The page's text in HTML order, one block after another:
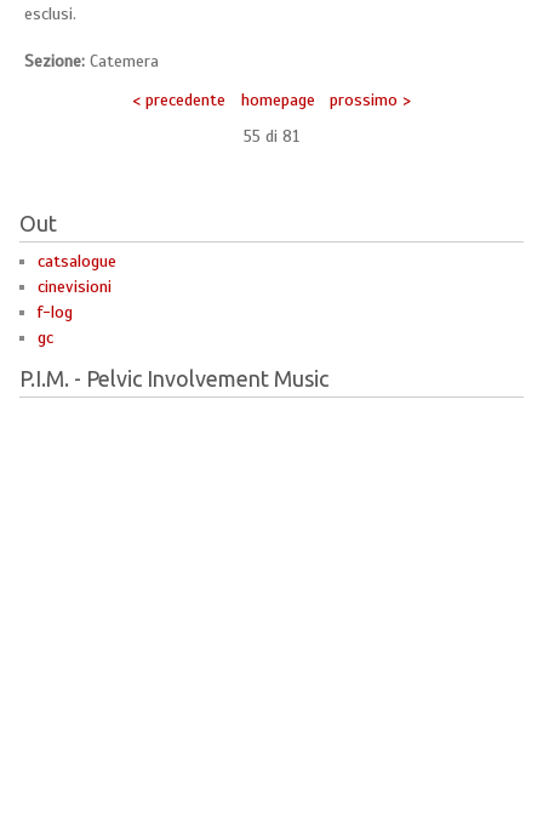
esclusi.
Sezione: Catemera
< precedente
homepage
prossimo >
55 di 81
Out
catsalogue
cinevisioni
f-log
gc
P.I.M. - Pelvic Involvement Music